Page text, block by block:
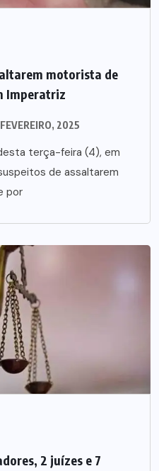
motorista de
Imperatriz
2025
terça-feira (4), em
de assaltarem
por
2 juízes e 7